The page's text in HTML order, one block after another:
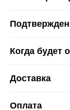
Когда будет
Доставка
Оплата